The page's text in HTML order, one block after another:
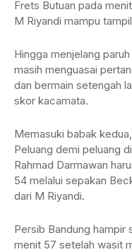
Frets Butuan pada
M Riyandi mampu
Hingga menjelang
masih menguasai
dan bermain setengah
skor kacamata.
Memasuki babak
Peluang demi peluang
Rahmad Darmawan
54 melalui sepakan
dari M Riyandi.
Persib Bandung hampir
menit 57 setelah wasit